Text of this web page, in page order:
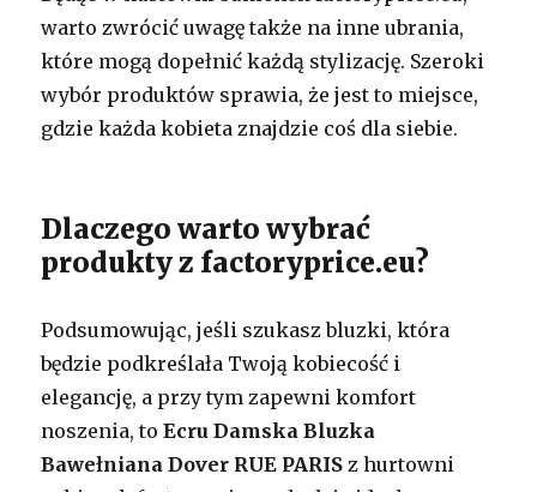
warto zwrócić uwagę także na inne ubrania,
które mogą dopełnić każdą stylizację. Szeroki
wybór produktów sprawia, że jest to miejsce,
gdzie każda kobieta znajdzie coś dla siebie.
Dlaczego warto wybrać
produkty z factoryprice.eu?
Podsumowując, jeśli szukasz bluzki, która
będzie podkreślała Twoją kobiecość i
elegancję, a przy tym zapewni komfort
noszenia, toEcru Damska Bluzka
Bawełniana Dover RUE PARIS z hurtowni